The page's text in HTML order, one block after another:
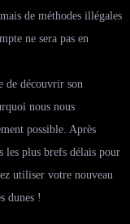
de méthodes illégales
ne sera pas en
de découvrir son
nous nous
possible. Après
les plus brefs délais pour
utiliser votre nouveau
dunes !